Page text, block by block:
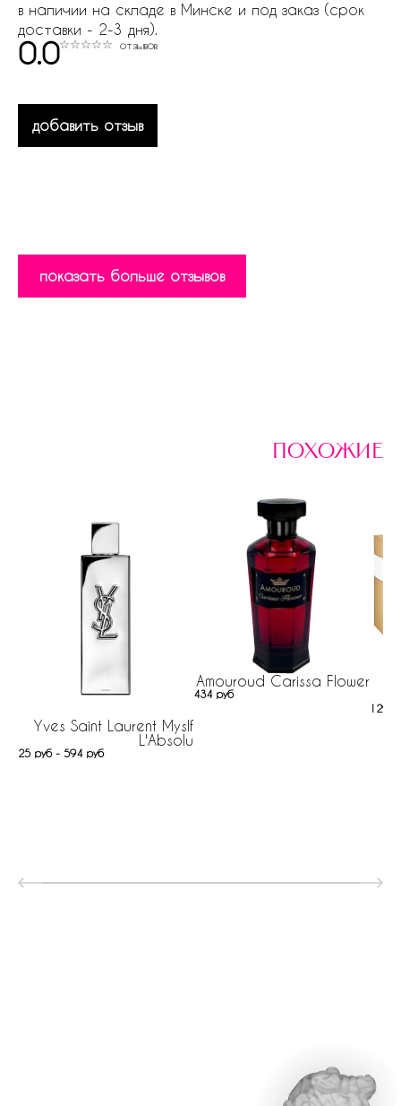
в наличии на складе в Минске и под заказ (срок
доставки - 2-3 дня).
0.0 отзывов
добавить отзыв
показать больше отзывов
похожие
Yves Saint Laurent Myslf
L'Absolu
25 руб - 594 руб
Amouroud Carissa Flower
434 руб
129